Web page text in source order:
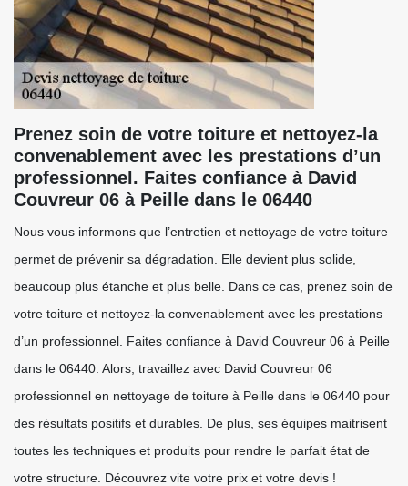
Prenez soin de votre toiture et nettoyez-la
convenablement avec les prestations d’un
professionnel. Faites confiance à David
Couvreur 06 à Peille dans le 06440
Nous vous informons que l’entretien et nettoyage de votre toiture
permet de prévenir sa dégradation. Elle devient plus solide,
beaucoup plus étanche et plus belle. Dans ce cas, prenez soin de
votre toiture et nettoyez-la convenablement avec les prestations
d’un professionnel. Faites confiance à David Couvreur 06 à Peille
dans le 06440. Alors, travaillez avec David Couvreur 06
professionnel en nettoyage de toiture à Peille dans le 06440 pour
des résultats positifs et durables. De plus, ses équipes maitrisent
toutes les techniques et produits pour rendre le parfait état de
votre structure. Découvrez vite votre prix et votre devis !